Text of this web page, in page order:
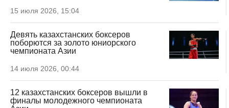
15 июля 2026, 15:04
Девять казахстанских боксеров
поборются за золото юниорского
чемпионата Азии
14 июля 2026, 00:44
12 казахстанских боксеров вышли в
финалы молодежного чемпионата